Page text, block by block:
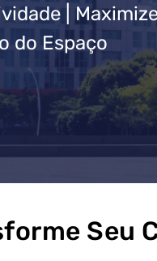
| Maximize
do Espaço
Seu